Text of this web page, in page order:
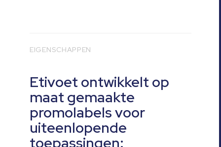
EIGENSCHAPPEN
Etivoet ontwikkelt op
maat gemaakte
promolabels voor
uiteenlopende
toepassingen: